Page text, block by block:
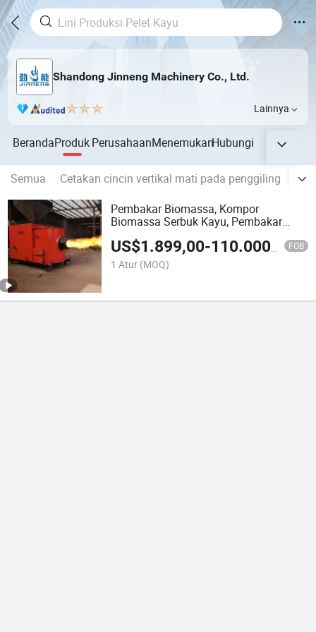
Shandong Jinneng Machinery Co., Ltd.
Lainnya
BerandaProdukPerusahaanMenemukanHubungi
Semua Cetakan cincin vertikal mati pada penggiling
Pembakar Biomassa, Kompor
Biomassa Serbuk Kayu, Pembakar
US$1.899,00-110.000,00 FOB
1 Atur (MOQ)